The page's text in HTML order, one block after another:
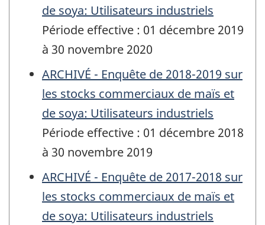
de soya: Utilisateurs industriels
Période effective : 01 décembre 2019
à 30 novembre 2020
ARCHIVÉ - Enquête de 2018-2019 sur
les stocks commerciaux de maïs et
de soya: Utilisateurs industriels
Période effective : 01 décembre 2018
à 30 novembre 2019
ARCHIVÉ - Enquête de 2017-2018 sur
les stocks commerciaux de maïs et
de soya: Utilisateurs industriels